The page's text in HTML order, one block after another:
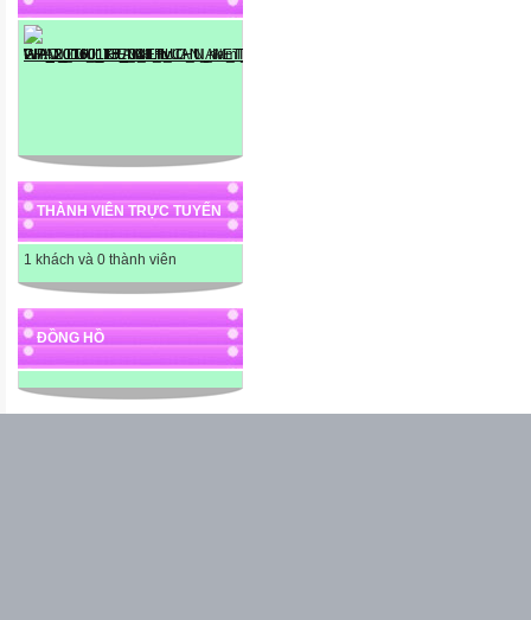
THÀNH VIÊN TRỰC TUYẾN
1 khách và 0 thành viên
ĐỒNG HỒ